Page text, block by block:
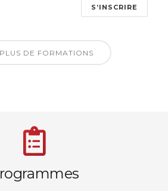
S’INSCRIRE
DE FORMATIONS